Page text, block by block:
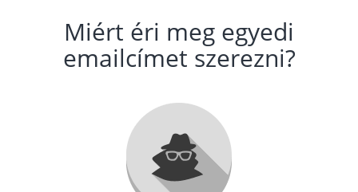
Miért éri meg egyedi
emailcímet szerezni?